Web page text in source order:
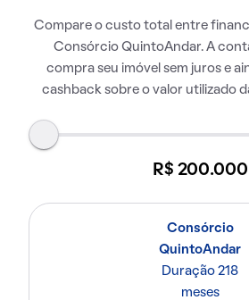
Compare o custo total entre
Consórcio QuintoAndar. A
compra seu imóvel sem juros e
cashback sobre o valor utilizado
R$ 200.000
Consórcio
QuintoAndar
Duração 218
meses